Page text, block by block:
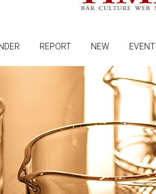
REPORT NEW EVENT